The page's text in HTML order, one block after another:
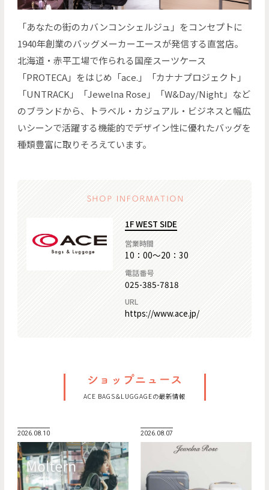
「あなたの街のカバンコンシェルジュ」をコンセプトに
1940年創業のバッグメーカーエースが発信する直営店。
北海道・赤平工場で作られる国産スーツケース
「PROTECA」をはじめ「ace.」「カナナプロジェクト」
「UNTRACK」「Jewelna Rose」「W&Day/Night」など
のブランドから、トラベル・カジュアル・ビジネスと幅広
いシーンで活躍する機能的でデザイン性に優れたバッグを
種類豊富に取りそろえています。
1F WEST SIDE
営業時間
10：00～20：30
電話番号
025-385-7818
URL
https://www.ace.jp/
ACE BAGS＆LUGGAGEの最新情報
2026.08.10 2026.08.07